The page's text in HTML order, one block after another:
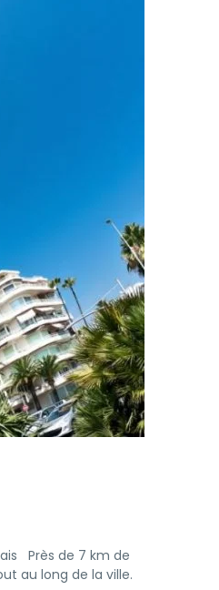
Près de 7 km de
au long de la ville.